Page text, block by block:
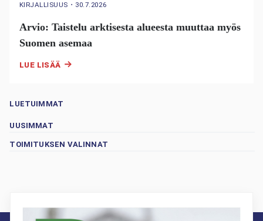
KIRJALLISUUS ・ 30.7.2026
Arvio: Taistelu arktisesta alueesta muuttaa myös
Suomen asemaa
LUE LISÄÄ
LUETUIMMAT
UUSIMMAT
TOIMITUKSEN VALINNAT